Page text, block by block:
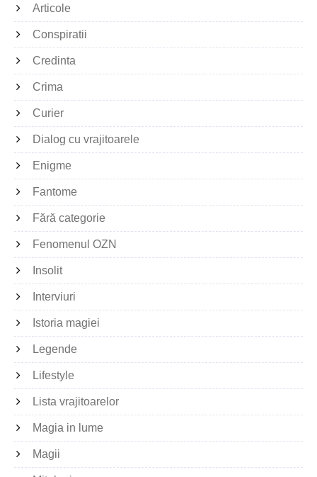
Articole
Conspiratii
Credinta
Crima
Curier
Dialog cu vrajitoarele
Enigme
Fantome
Fără categorie
Fenomenul OZN
Insolit
Interviuri
Istoria magiei
Legende
Lifestyle
Lista vrajitoarelor
Magia in lume
Magii